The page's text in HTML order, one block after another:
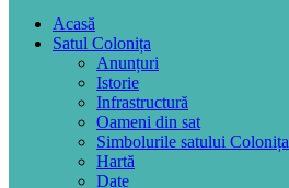
Acasă
Satul Colonița
Anunțuri
Istorie
Infrastructură
Oameni din sat
Simbolurile satului Colonița
Hartă
Date